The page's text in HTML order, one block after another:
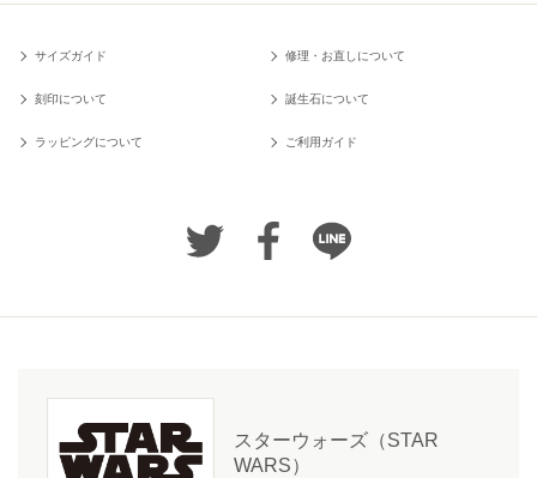
サイズガイド 修理・お直しについて
刻印について 誕生石について
ラッピングについて ご利用ガイド
スターウォーズ（STAR
WARS）